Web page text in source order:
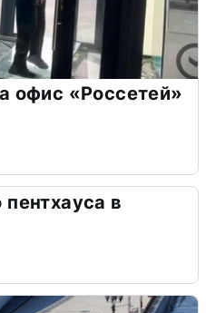
офис «Россетей»
в